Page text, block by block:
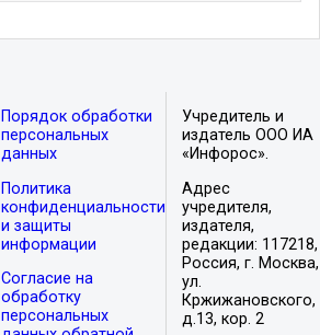
Порядок обработки
персональных
данных
Политика
конфиденциальности
и защиты
информации
Согласие на
обработку
персональных
Учредитель и
издатель ООО ИА
«Инфорос».
Адрес
учредителя,
издателя,
редакции: 117218,
Россия, г. Москва,
ул.
Кржижановского,
д.13, кор. 2